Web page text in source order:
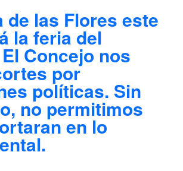
de las Flores este
la feria del
Concejo nos
por
políticas. Sin
no permitimos
en lo